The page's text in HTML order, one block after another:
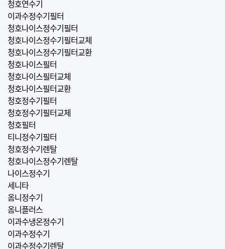
청호연수기
이과수정수기필터
청호나이스정수기필터
청호나이스정수기필터교체
청호나이스정수기필터교환
청호나이스필터
청호나이스필터교체
청호나이스필터교환
청호정수기필터
청호정수기필터교체
청호필터
티니정수기필터
청호정수기렌탈
청호나이스정수기렌탈
나이스정수기
세니타
옴니정수기
옴니플러스
이과수냉온정수기
이과수정수기
이과수정수기렌탈